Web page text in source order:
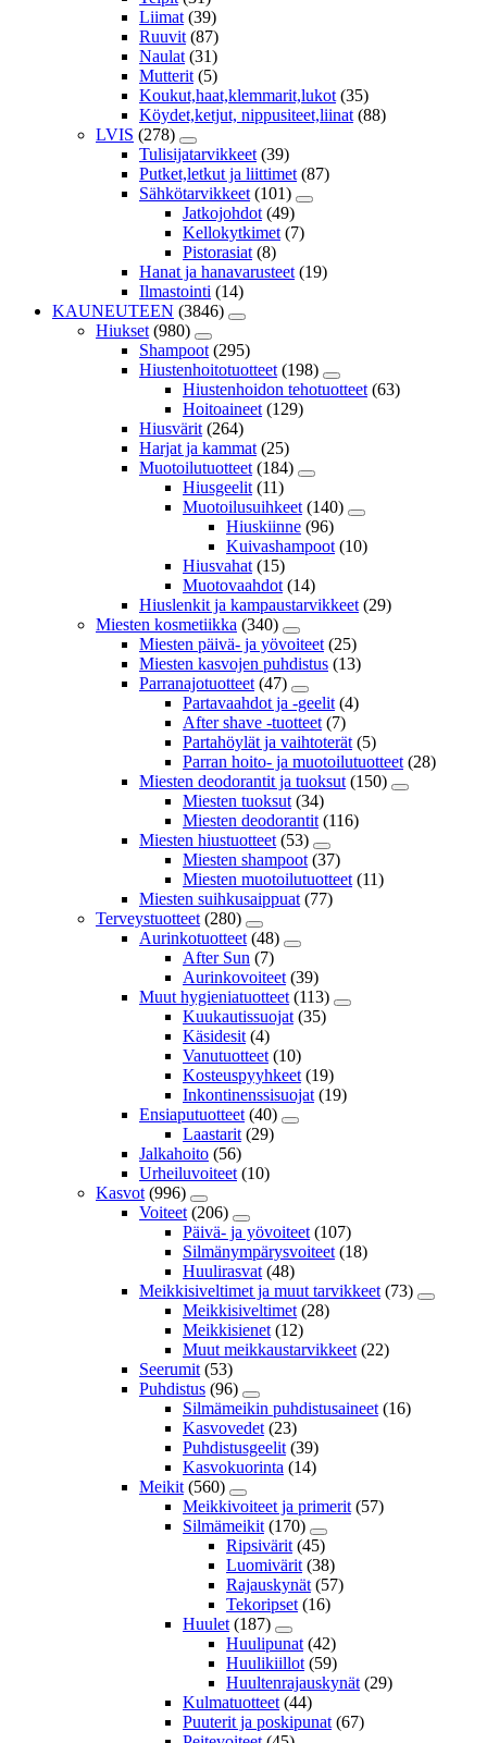
Liimat (39)
Ruuvit (87)
Naulat (31)
Mutterit (5)
Koukut,haat,klemmarit,lukot (35)
Köydet,ketjut, nippusiteet,liinat (88)
LVIS (278)
Tulisijatarvikkeet (39)
Putket,letkut ja liittimet (87)
Sähkötarvikkeet (101)
Jatkojohdot (49)
Kellokytkimet (7)
Pistorasiat (8)
Hanat ja hanavarusteet (19)
Ilmastointi (14)
KAUNEUTEEN (3846)
Hiukset (980)
Shampoot (295)
Hiustenhoitotuotteet (198)
Hiustenhoidon tehotuotteet (63)
Hoitoaineet (129)
Hiusvärit (264)
Harjat ja kammat (25)
Muotoilutuotteet (184)
Hiusgeelit (11)
Muotoilusuihkeet (140)
Hiuskiinne (96)
Kuivashampoot (10)
Hiusvahat (15)
Muotovaahdot (14)
Hiuslenkit ja kampaustarvikkeet (29)
Miesten kosmetiikka (340)
Miesten päivä- ja yövoiteet (25)
Miesten kasvojen puhdistus (13)
Parranajotuotteet (47)
Partavaahdot ja -geelit (4)
After shave -tuotteet (7)
Partahöylät ja vaihtoterät (5)
Parran hoito- ja muotoilutuotteet (28)
Miesten deodorantit ja tuoksut (150)
Miesten tuoksut (34)
Miesten deodorantit (116)
Miesten hiustuotteet (53)
Miesten shampoot (37)
Miesten muotoilutuotteet (11)
Miesten suihkusaippuat (77)
Terveystuotteet (280)
Aurinkotuotteet (48)
After Sun (7)
Aurinkovoiteet (39)
Muut hygieniatuotteet (113)
Kuukautissuojat (35)
Käsidesit (4)
Vanutuotteet (10)
Kosteuspyyhkeet (19)
Inkontinenssisuojat (19)
Ensiaputuotteet (40)
Laastarit (29)
Jalkahoito (56)
Urheiluvoiteet (10)
Kasvot (996)
Voiteet (206)
Päivä- ja yövoiteet (107)
Silmänympärysvoiteet (18)
Huulirasvat (48)
Meikkisiveltimet ja muut tarvikkeet (73)
Meikkisiveltimet (28)
Meikkisienet (12)
Muut meikkaustarvikkeet (22)
Seerumit (53)
Puhdistus (96)
Silmämeikin puhdistusaineet (16)
Kasvovedet (23)
Puhdistusgeelit (39)
Kasvokuorinta (14)
Meikit (560)
Meikkivoiteet ja primerit (57)
Silmämeikit (170)
Ripsivärit (45)
Luomivärit (38)
Rajauskynät (57)
Tekoripset (16)
Huulet (187)
Huulipunat (42)
Huulikiillot (59)
Huultenrajauskynät (29)
Kulmatuotteet (44)
Puuterit ja poskipunat (67)